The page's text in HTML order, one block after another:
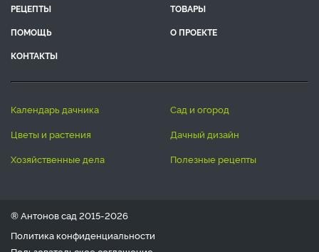
РЕЦЕПТЫ
ТОВАРЫ
ПОМОЩЬ
О ПРОЕКТЕ
КОНТАКТЫ
календарь дачника
сад и огород
цветы и растения
дачный дизайн
хозяйственные дела
полезные рецепты
® Антонов сад 2015-2026
Политика конфиденциальности